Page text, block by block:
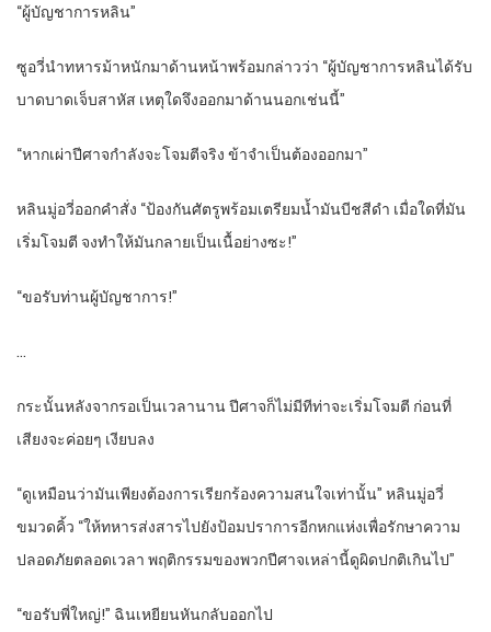
“ผู้บัญชาการหลิน”
ซูอวี่นำทหารม้าหนักมาด้านหน้าพร้อมกล่าวว่า “ผู้บัญชาการหลินได้รับ
บาดบาดเจ็บสาหัส เหตุใดจึงออกมาด้านนอกเช่นนี้”
“หากเผ่าปีศาจกำลังจะโจมตีจริง ข้าจำเป็นต้องออกมา”
หลินมู่อวี่ออกคำสั่ง “ป้องกันศัตรูพร้อมเตรียมน้ำมันบีชสีดำ เมื่อใดที่มัน
เริ่มโจมตี จงทำให้มันกลายเป็นเนื้อย่างซะ!”
“ขอรับท่านผู้บัญชาการ!”
…
กระนั้นหลังจากรอเป็นเวลานาน ปีศาจก็ไม่มีทีท่าจะเริ่มโจมตี ก่อนที่
เสียงจะค่อยๆ เงียบลง
“ดูเหมือนว่ามันเพียงต้องการเรียกร้องความสนใจเท่านั้น” หลินมู่อวี่
ขมวดคิ้ว “ให้ทหารส่งสารไปยังป้อมปราการอีกหกแห่งเพื่อรักษาความ
ปลอดภัยตลอดเวลา พฤติกรรมของพวกปีศาจเหล่านี้ดูผิดปกติเกินไป”
“ขอรับพี่ใหญ่!” ฉินเหยียนหันกลับออกไป